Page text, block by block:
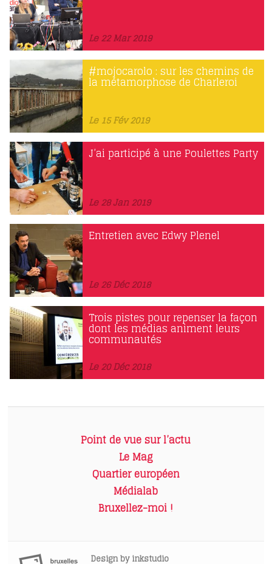
Le 22 Mar 2019
#mojocarolo : sur les chemins de
la métamorphose de Charleroi
Le 15 Fév 2019
J’ai participé à une Poulettes Party
Le 28 Jan 2019
Entretien avec Edwy Plenel
Le 26 Déc 2018
Trois pistes pour repenser la façon
dont les médias animent leurs
communautés
Le 20 Déc 2018
Point de vue sur l’actu
Le Mag
Quartier européen
Médialab
Bruxellez-moi !
Design byinkstudio